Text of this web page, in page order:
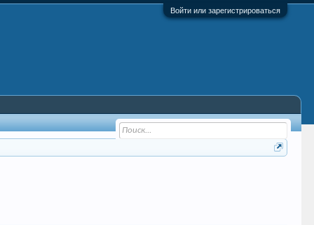
Войти или зарегистрироваться